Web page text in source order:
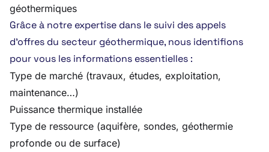
géothermiques
Grâce à notre expertise dans le suivi des appels
d’offres du secteur géothermique, nous identifions
pour vous les informations essentielles :
Type de marché (travaux, études, exploitation,
maintenance…)
Puissance thermique installée
Type de ressource (aquifère, sondes, géothermie
profonde ou de surface)